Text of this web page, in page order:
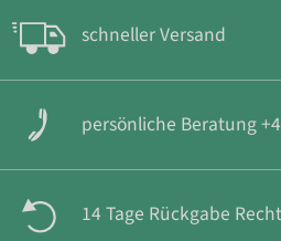
schneller Versand
persönliche Beratung
14 Tage Rückgabe Recht